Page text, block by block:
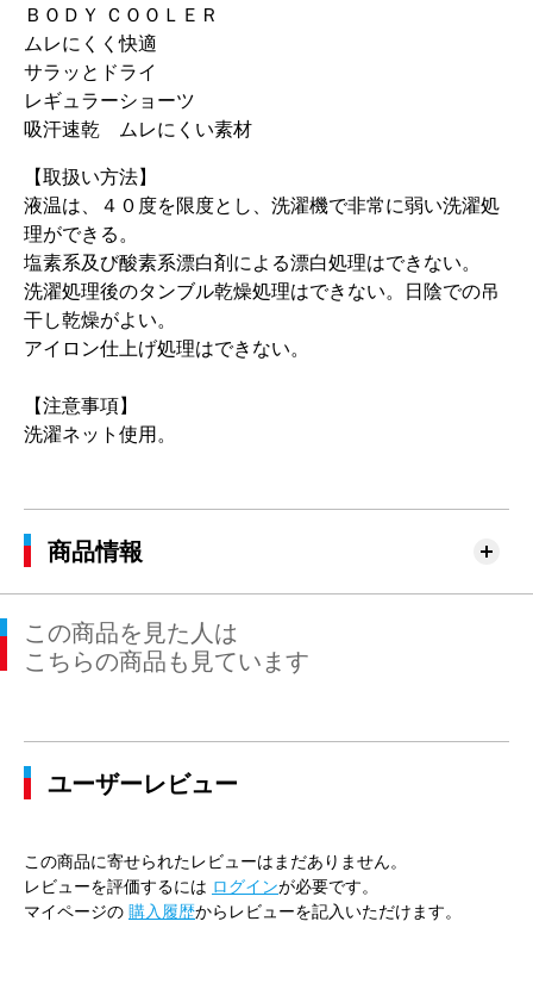
ＢＯＤＹ ＣＯＯＬＥＲ
ムレにくく快適
サラッとドライ
レギュラーショーツ
吸汗速乾 ムレにくい素材
【取扱い方法】
液温は、４０度を限度とし、洗濯機で非常に弱い洗濯処
理ができる。
塩素系及び酸素系漂白剤による漂白処理はできない。
洗濯処理後のタンブル乾燥処理はできない。日陰での吊
干し乾燥がよい。
アイロン仕上げ処理はできない。
【注意事項】
洗濯ネット使用。
商品情報
この商品を見た人は
こちらの商品も見ています
ユーザーレビュー
この商品に寄せられたレビューはまだありません。
レビューを評価するには ログインが必要です。
マイページの 購入履歴からレビューを記入いただけます。